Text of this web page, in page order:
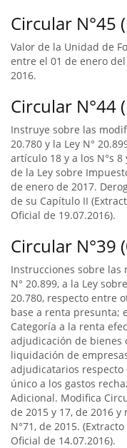
Circular N°45
Valor de la Unidad de
entre el 01 de enero
2016.
Circular N°44
Instruye sobre las
20.780 y la Ley N°
artículo 18 y a los N°s
de la Ley sobre
de enero de 2017.
de su Capítulo II
Oficial de 19.07.2016).
Circular N°39
Instrucciones sobre las
N° 20.899, a la Ley
20.780, respecto entre
base a renta presunta;
Categoría a la renta
adjudicación de bienes
liquidación de
adjudicatarios
único a los gastos
Adicional. Modifica
de 2015 y 17, de 2016
N°71, de 2015.
Oficial de 14.07.2016).